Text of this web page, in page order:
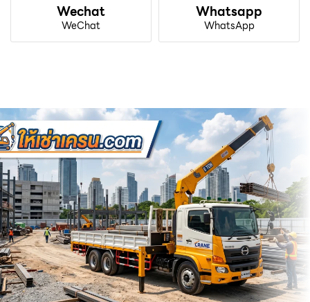
Wechat
WeChat
Whatsapp
WhatsApp